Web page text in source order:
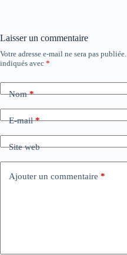
Laisser un commentaire
Votre adresse e-mail ne sera pas publiée.
indiqués avec *
Nom*
E-mail*
Site web
Ajouter un commentaire *